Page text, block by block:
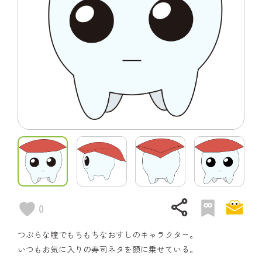
0 share
つぶらな瞳でもちもちなおすしのキャラクター。
いつもお気に入りの寿司ネタを頭に乗せている。